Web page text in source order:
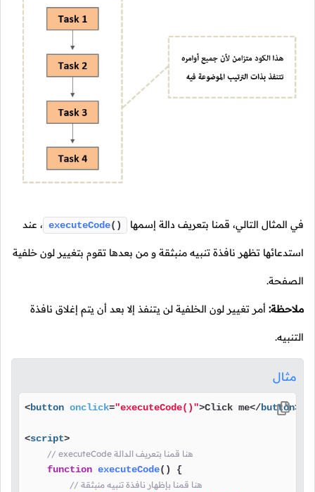
في المثال التالي، قمنا بتعريف دالة إسمها executeCode() ، عند
استدعائها تظهر نافذة تنبيه منبثقة و من بعدها تقوم بتغيير لون خلفية
الصفحة.
ملاحظة: أمر تغيير لون الخلفية لن يتنفذ إلا بعد أن يتم إغلاق نافذة
التنبيه.
مثال
<button onclick="executeCode()">Click me</button>
<script>
// executeCode هنا قمنا بتعريف الدالة
function executeCode( ) {
// هنا قمنا بإظهار نافذة تنبيه منبثقة